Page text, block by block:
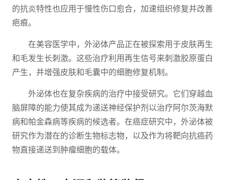
的抗炎特性也应用于慢性伤口愈合，加速组织修复并改善
疤痕。
在美容医学中，外泌体产品正在被探索用于皮肤再生
和毛发生长刺激。这些治疗利用再生信号来刺激胶原蛋白
产生，并增强皮肤和毛囊中的细胞修复机制。
外泌体也在复杂疾病的治疗中接受研究。它们穿越血
脑屏障的能力使其成为递送神经保护剂以治疗阿尔茨海默
病和帕金森病等疾病的候选者。在癌症研究中，外泌体被
研究作为潜在的诊断生物标志物，以及作为将靶向抗癌药
物直接递送到肿瘤细胞的载体。